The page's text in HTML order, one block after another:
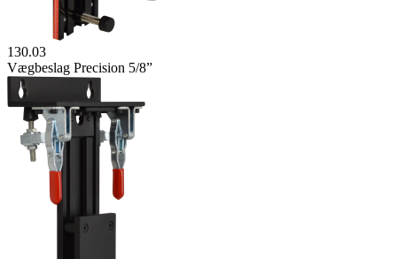
130.03
Vægbeslag Precision 5/8”